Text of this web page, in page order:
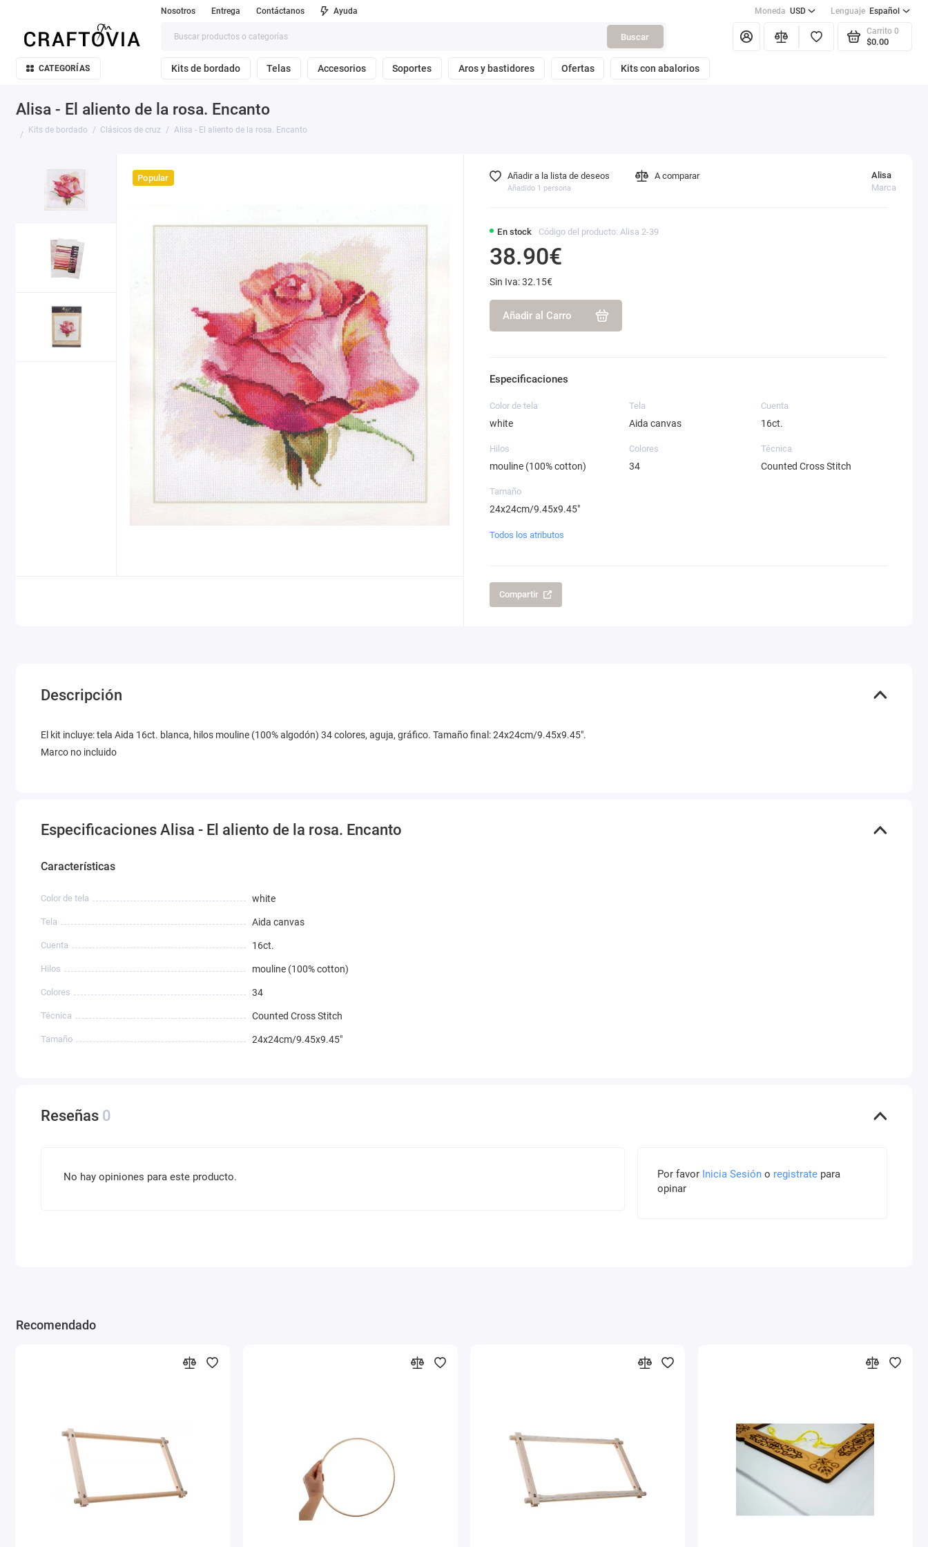
Nosotros Entrega Contáctanos Ayuda Moneda USD Lenguaje Español
Buscar
Carrito 0
$0.00
CATEGORÍAS Kits de bordado Telas Accesorios Soportes Aros y bastidores Ofertas Kits con abalorios
Alisa - El aliento de la rosa. Encanto
Kits de bordado Clásicos de cruz Alisa - El aliento de la rosa. Encanto
Popular
En stock Código del producto: Alisa 2-39
Alisa
Marca
38.90€
Sin Iva: 32.15€
Añadir al Carro
Añadir a la lista de deseos
Añadido 1 persona
A comparar
Especificaciones
Color de tela
white
Tela
Aida canvas
Cuenta
16ct.
Hilos
mouline (100% cotton)
Colores
34
Técnica
Counted Cross Stitch
Tamaño
24x24cm/9.45x9.45"
Todos los atributos
Compartir
Descripción
El kit incluye: tela Aida 16ct. blanca, hilos mouline (100% algodón) 34 colores, aguja, gráfico. Tamaño final: 24x24cm/9.45x9.45".
Marco no incluido
Especificaciones Alisa - El aliento de la rosa. Encanto
Características
Color de tela white
Tela Aida canvas
Cuenta 16ct.
Hilos mouline (100% cotton)
Colores 34
Técnica Counted Cross Stitch
Tamaño 24x24cm/9.45x9.45"
Reseñas 0
No hay opiniones para este producto. Por favor Inicia Sesióno registratepara
opinar
Recomendado